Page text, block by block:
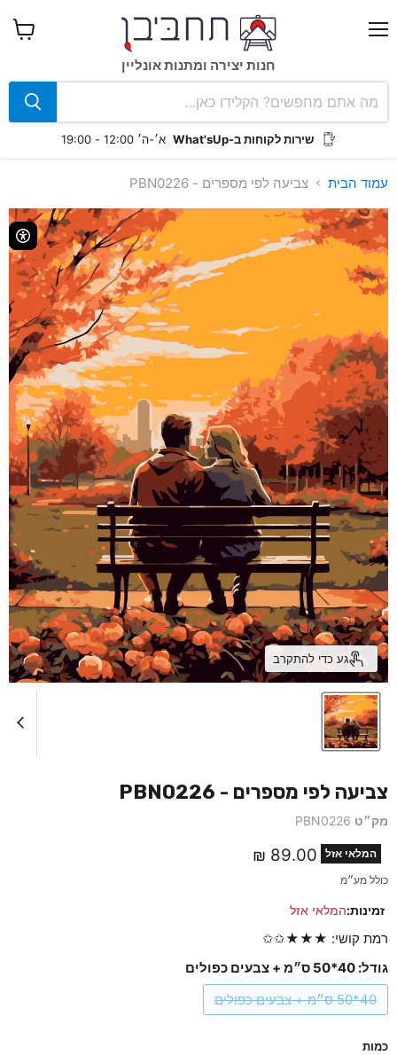
חנות יצירה ומתנות אונליין
שירות לקוחות ב-What'sUp א׳-ה׳ 12:00 - 19:00
עמוד הבית צביעה לפי מספרים - PBN0226
גע כדי להתקרב
צביעה לפי מספרים - PBN0226
מק״ט PBN0226
המלאי אזל מחיר נוכחי
89.00 ₪
כולל מע״מ
זמינות:המלאי אזל
רמת קושי: ★★★✩✩
גודל: 40*50 ס״מ + צבעים כפולים
40*50 ס״מ + צבעים כפולים
כמות